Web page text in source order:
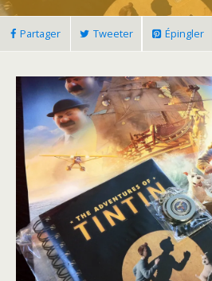
Partager Tweeter Épingler